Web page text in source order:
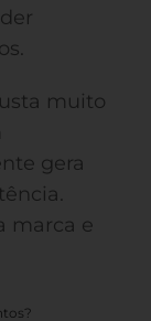
muito
gera
marca e